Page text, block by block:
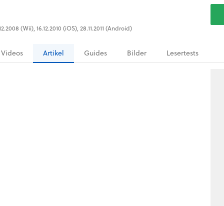
(Wii), 16.12.2010 (iOS), 28.11.2011 (Android)
Videos Artikel Guides Bilder Lesertests